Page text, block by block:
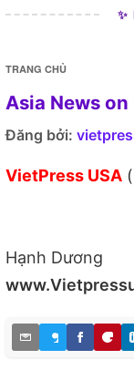
TRANG CHỦ
Asia News on
Đăng bởi:
VietPress USA
Hạnh Dương